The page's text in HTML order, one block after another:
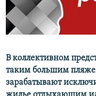
ПОБЕДИТЕЛЕЙ НЕ СУДЯТ?
КРЫМ.НЕПОКОРЕННЫЙ
УКРАИНСКАЯ ПРОБЛЕМА
ПРИСОЕДИНЯЙТЕСЬ!
Все сайты RFE/RL
В коллективном
таким большим
зарабатывают